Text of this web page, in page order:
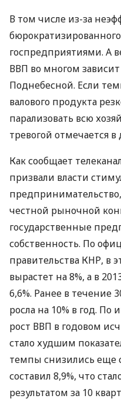
В том числе из-за
госпредприятиями. А
ВВП во многом
Поднебесной. Если
валового продукта
парализовать всю
тревогой отмечается в
Как сообщает
призвали власти
честной рыночной
государственные
собственность. По
правительства КНР, в
вырастет на 8%, а в
6,6%. Ранее в течение
росла на 10% в год. По
рост ВВП в годовом
стало худшим
темпы снизились еще
составил 8,9%, что
результатом за 10